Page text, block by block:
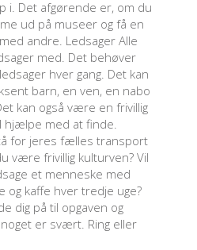
i. Det afgørende er, om du
ud på museer og få en
andre. Ledsager Alle
med. Det behøver
hver gang. Det kan
barn, en ven, en nabo
kan også være en frivillig
hjælpe med at finde.
for jeres fælles transport
være frivillig kulturven? Vil
et menneske med
og kaffe hver tredje uge?
dig på til opgaven og
er svært. Ring eller